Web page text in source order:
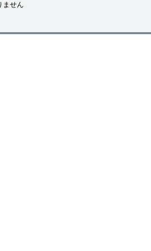
ません